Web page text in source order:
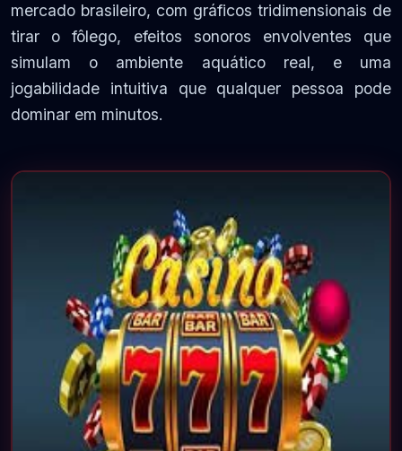
mercado brasileiro, com gráficos tridimensionais de
tirar o fôlego, efeitos sonoros envolventes que
simulam o ambiente aquático real, e uma
jogabilidade intuitiva que qualquer pessoa pode
dominar em minutos.